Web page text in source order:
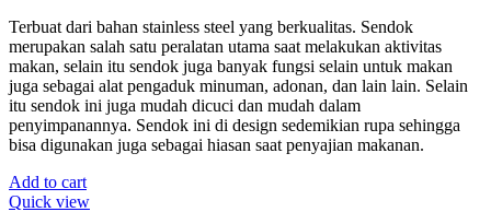
Terbuat dari bahan stainless steel yang berkualitas. Sendok
merupakan salah satu peralatan utama saat melakukan aktivitas
makan, selain itu sendok juga banyak fungsi selain untuk makan
juga sebagai alat pengaduk minuman, adonan, dan lain lain. Selain
itu sendok ini juga mudah dicuci dan mudah dalam
penyimpanannya. Sendok ini di design sedemikian rupa sehingga
bisa digunakan juga sebagai hiasan saat penyajian makanan.
Add to cart
Quick view